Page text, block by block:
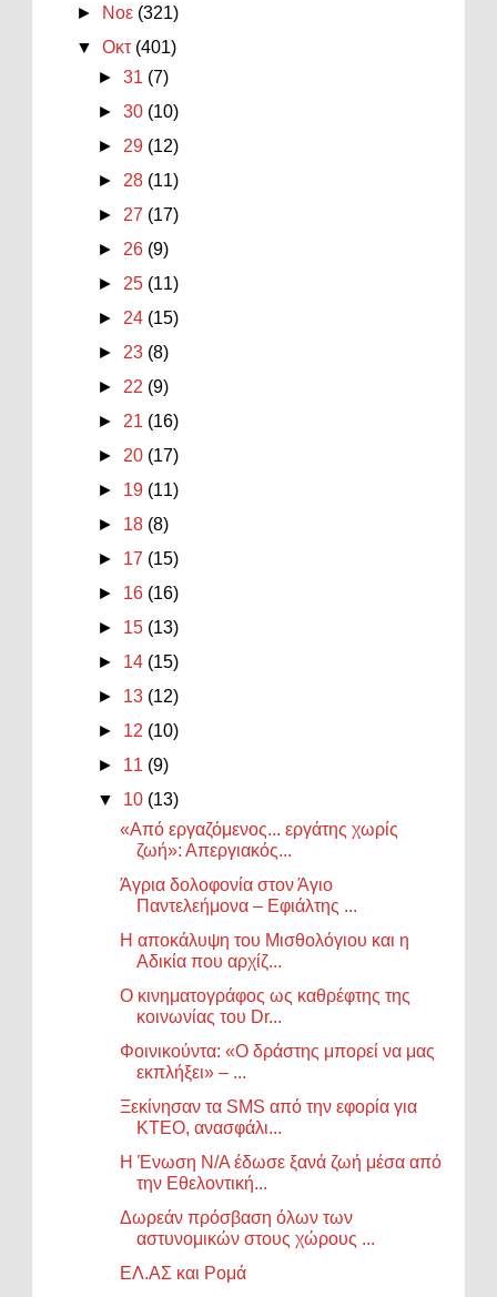
►
Νοε (321)
▼Οκτ (401)
►31 (7)
►30 (10)
► 29 (12)
► 28 (11)
► 27 (17)
► 26 (9)
► 25 (11)
► 24 (15)
► 23 (8)
► 22 (9)
► 21 (16)
► 20 (17)
► 19 (11)
► 18 (8)
► 17 (15)
► 16 (16)
► 15 (13)
► 14 (15)
► 13 (12)
► 12 (10)
► 11 (9)
▼ 10 (13)
«Από εργαζόμενος... εργάτης χωρίς
ζωή»: Απεργιακός...
Άγρια δολοφονία στον Άγιο
Παντελεήμονα – Εφιάλτης ...
H αποκάλυψη του Μισθολόγιου και η
Αδικία που αρχίζ...
Ο κινηματογράφος ως καθρέφτης της
κοινωνίας του Dr...
Φοινικούντα: «Ο δράστης μπορεί να μας
εκπλήξει» – ...
Ξεκίνησαν τα SMS από την εφορία για
ΚΤΕΟ, ανασφάλι...
Η Ένωση N/A έδωσε ξανά ζωή μέσα από
την Εθελοντική...
Δωρεάν πρόσβαση όλων των
αστυνομικών στους χώρους ...
ΕΛ.ΑΣ και Ρομά